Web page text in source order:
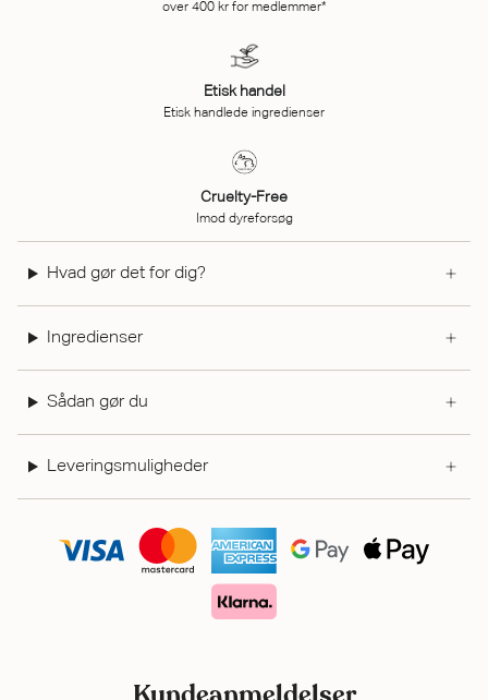
over 400 kr for medlemmer*
Etisk handel
Etisk handlede ingredienser
Cruelty-Free
Imod dyreforsøg
Hvad gør det for dig?
Ingredienser
Sådan gør du
Leveringsmuligheder